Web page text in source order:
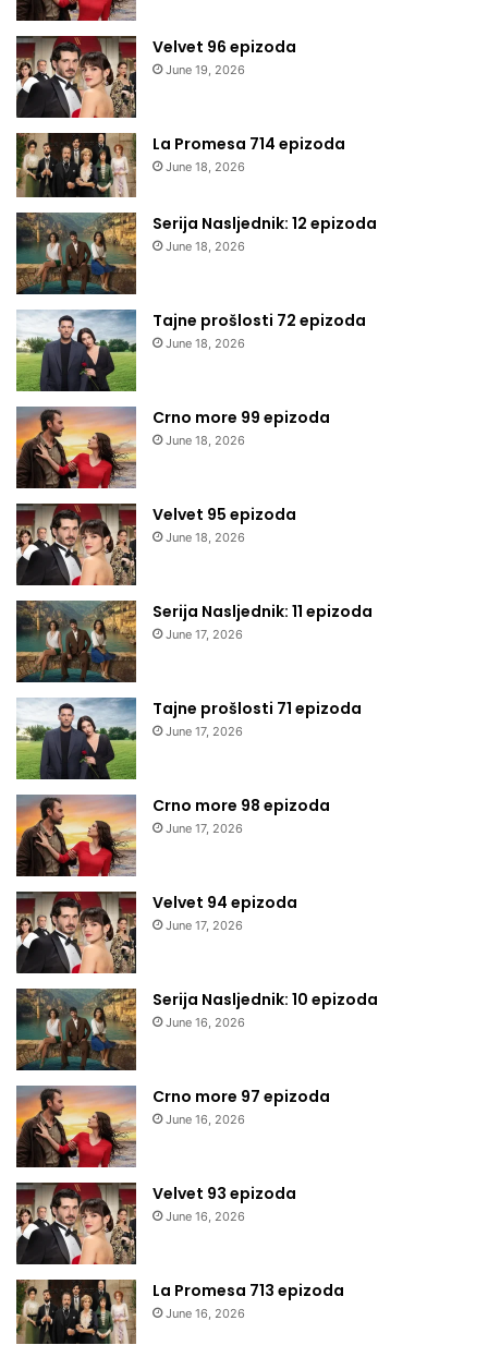
Velvet 96 epizoda
June 19, 2026
La Promesa 714 epizoda
June 18, 2026
Serija Nasljednik: 12 epizoda
June 18, 2026
Tajne prošlosti 72 epizoda
June 18, 2026
Crno more 99 epizoda
June 18, 2026
Velvet 95 epizoda
June 18, 2026
Serija Nasljednik: 11 epizoda
June 17, 2026
Tajne prošlosti 71 epizoda
June 17, 2026
Crno more 98 epizoda
June 17, 2026
Velvet 94 epizoda
June 17, 2026
Serija Nasljednik: 10 epizoda
June 16, 2026
Crno more 97 epizoda
June 16, 2026
Velvet 93 epizoda
June 16, 2026
La Promesa 713 epizoda
June 16, 2026